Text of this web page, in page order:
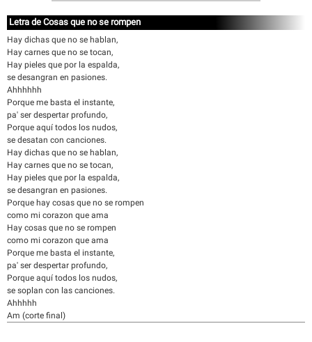
Letra de Cosas que no se rompen
Hay dichas que no se hablan,
Hay carnes que no se tocan,
Hay pieles que por la espalda,
se desangran en pasiones.
Ahhhhhh
Porque me basta el instante,
pa' ser despertar profundo,
Porque aquí todos los nudos,
se desatan con canciones.
Hay dichas que no se hablan,
Hay carnes que no se tocan,
Hay pieles que por la espalda,
se desangran en pasiones.
Porque hay cosas que no se rompen
como mi corazon que ama
Hay cosas que no se rompen
como mi corazon que ama
Porque me basta el instante,
pa' ser despertar profundo,
Porque aquí todos los nudos,
se soplan con las canciones.
Ahhhhh
Am (corte final)